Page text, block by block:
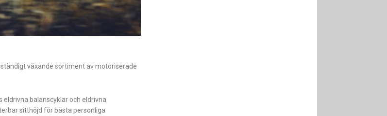
växande sortiment av motoriserade
balanscyklar och eldrivna
sitthöjd för bästa personliga